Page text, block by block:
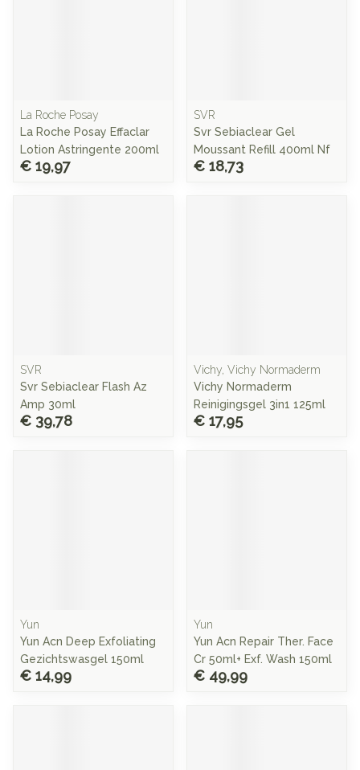
La Roche Posay
La Roche Posay Effaclar
Lotion Astringente 200ml
€ 19,97
SVR
Svr Sebiaclear Gel
Moussant Refill 400ml Nf
€ 18,73
SVR
Svr Sebiaclear Flash Az
Amp 30ml
€ 39,78
Vichy, Vichy Normaderm
Vichy Normaderm
Reinigingsgel 3in1 125ml
€ 17,95
Yun
Yun Acn Deep Exfoliating
Gezichtswasgel 150ml
€ 14,99
Yun
Yun Acn Repair Ther. Face
Cr 50ml+ Exf. Wash 150ml
€ 49,99